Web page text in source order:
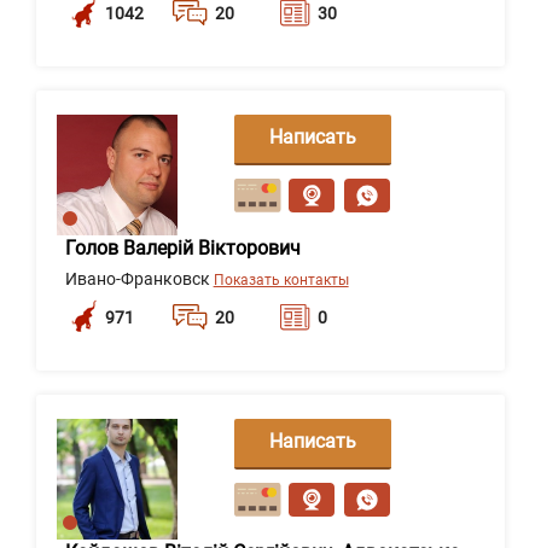
1042 20 30
Голов Валерій Вікторович
Ивано-Франковск Показать контакты
971 20 0
Написать
сообщение
Написать
сообщение